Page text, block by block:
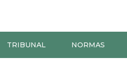
TRIBUNAL NORMAS